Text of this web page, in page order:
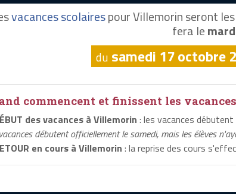
vacances scolairespour Villemorin seront les
fera le
du samedi 17 octobre
commencent et finissent les
des vacances à Villemorin : les vacances débutent
débutent officiellement le samedi, mais les élèves
en cours à Villemorin : la reprise des cours